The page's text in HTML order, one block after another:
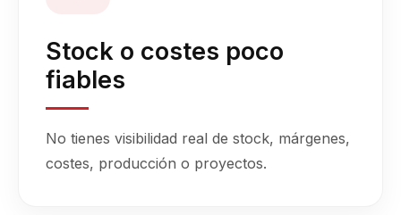
Stock o costes poco
fiables
No tienes visibilidad real de stock, márgenes,
costes, producción o proyectos.